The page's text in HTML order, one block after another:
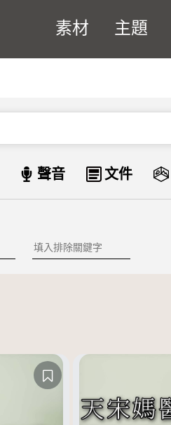
素材 主題
資料類型
聲音 文件
排除關鍵字